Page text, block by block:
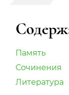
Память
Сочинения
Литература